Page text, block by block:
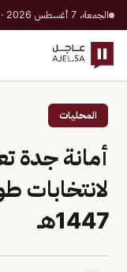
الجمعة، 7 أغسطس 2026 · 24 صفر 1448 هـ
المحليات
أمانة جدة
لانتخابات
1447هـ